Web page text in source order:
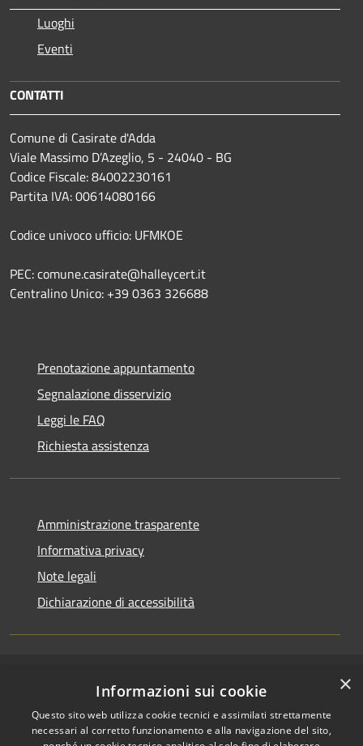
Luoghi
Eventi
CONTATTI
Comune di Casirate d'Adda
Viale Massimo D’Azeglio, 5 - 24040 - BG
Codice Fiscale: 84002230161
Partita IVA: 00614080166
Codice univoco ufficio: UFMKOE
PEC: comune.casirate@halleycert.it
Centralino Unico: +39 0363 326688
Prenotazione appuntamento
Segnalazione disservizio
Leggi le FAQ
Richiesta assistenza
Amministrazione trasparente
Informativa privacy
Note legali
Dichiarazione di accessibilità
Privacy
Cookie
Copyright © 2026 • Comune di
Casirate d'Adda • Powered by
Municipium•Accesso
×
Informazioni sui cookie
Questo sito web utilizza cookie tecnici e assimilati strettamente
necessari al corretto funzionamento e alla navigazione del sito,